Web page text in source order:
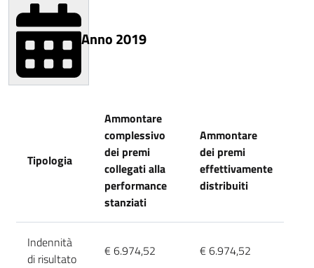
Anno 2019
Tipologia
Ammontare
complessivo
dei premi
collegati alla
performance
stanziati
Ammontare
dei premi
effettivamente
distribuiti
Indennità
di risultato
€ 6.974,52 € 6.974,52